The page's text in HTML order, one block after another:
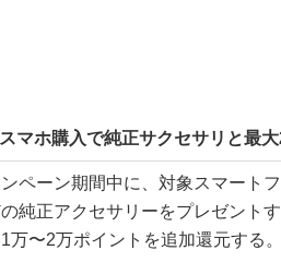
マホ購入で純正サクセサリと最
ペーン期間中に、対象スマート
純正アクセサリーをプレゼント
万〜2万ポイントを追加還元する。